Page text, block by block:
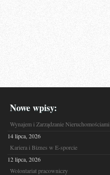
Nowe wpisy:
Wynajem i Zarządzanie Nieruchomościami
14 lipca, 2026
Kariera i Biznes w E-sporcie
12 lipca, 2026
Wolontariat pracowniczy